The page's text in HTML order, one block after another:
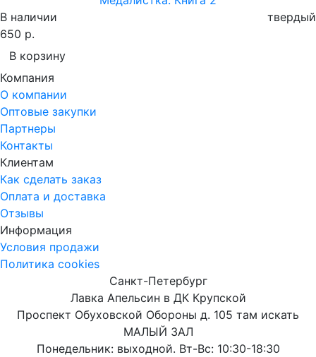
В наличии
твердый
650 р.
В корзину
Компания
О компании
Оптовые закупки
Партнеры
Контакты
Клиентам
Как сделать заказ
Оплата и доставка
Отзывы
Информация
Условия продажи
Политика cookies
Санкт-Петербург
Лавка Апельсин в ДК Крупской
Проспект Обуховской Обороны д. 105 там искать
МАЛЫЙ ЗАЛ
Понедельник: выходной. Вт-Вс: 10:30-18:30